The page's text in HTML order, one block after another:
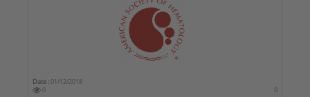
Date :01/12/2018
0
0